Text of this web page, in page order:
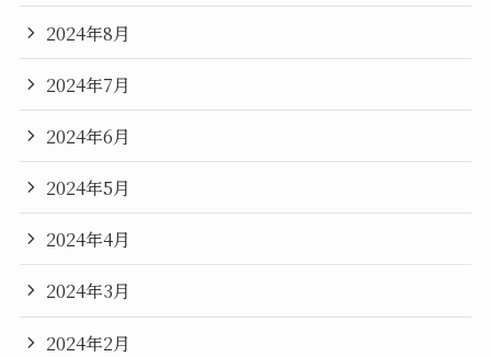
2024年8月
2024年7月
2024年6月
2024年5月
2024年4月
2024年3月
2024年2月